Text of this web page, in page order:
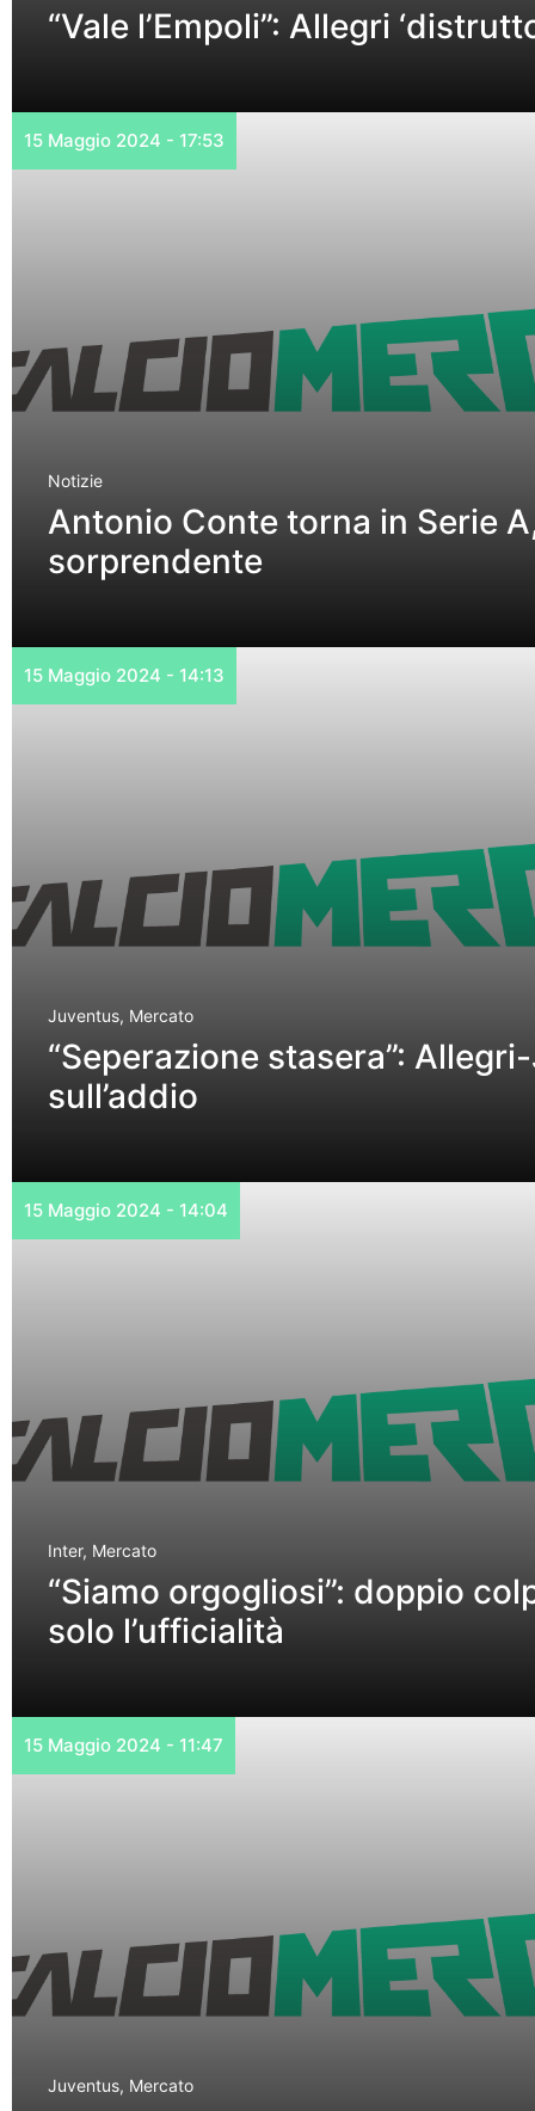
“Vale l’Empoli”: Allegri
15 Maggio 2024 - 17:53
Notizie
Antonio Conte torna in Serie
sorprendente
15 Maggio 2024 - 14:13
Juventus, Mercato
“Seperazione stasera”:
sull’addio
15 Maggio 2024 - 14:04
Inter, Mercato
“Siamo orgogliosi”: doppio
solo l’ufficialità
15 Maggio 2024 - 11:47
Juventus, Mercato